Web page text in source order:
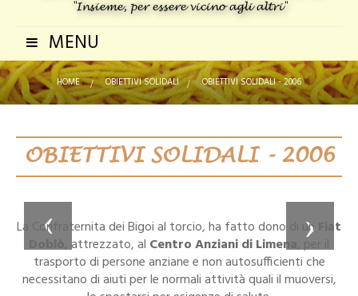
"Insieme, per essere vicino agli altri"
Navigazione
Toggle
MENU
HOME > OBIETTIVI SOLIDALI > OBIETTIVI SOLIDALI - 2006
OBIETTIVI SOLIDALI - 2006
La Confraternita dei Bigoi al torcio, ha fatto dono di un
Fiat
Doblò, attrezzato, al Centro Anziani di Limena, per il
trasporto di persone anziane e non autosufficienti che
necessitano di aiuti per le normali attività quali il muoversi,